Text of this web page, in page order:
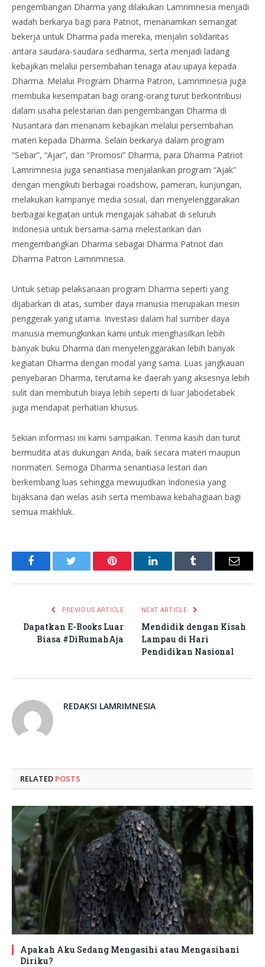
pengembangan Dharma yang dilakukan Lamrimnesia menjadi
wadah berkarya bagi para Patriot, menanamkan semangat
bekerja untuk Dharma pada mereka, menjalin solidaritas
antara saudara-saudara sedharma, serta menjadi ladang
kebajikan melalui persembahan tenaga atau upaya kepada
Dharma. Melalui Program Dharma Patron, Lamrimnesia juga
membuka kesempatan bagi orang-orang turut berkontribusi
dalam usaha pelestarian dan pengembangan Dharma di
Nusantara dan menanam kebajikan melalui persembahan
materi kepada Dharma. Selain berkarya dalam program
“Sebar”, “Ajar”, dan “Promosi” Dharma, para Dharma Patriot
Lamrimnesia juga senantiasa menjalankan program “Ajak”
dengan mengikuti berbagai roadshow, pameran, kunjungan,
melakukan kampanye media sosial, dan menyelenggarakan
berbagai kegiatan untuk mengajak sahabat di seluruh
Indonesia untuk bersama-sama melestarikan dan
mengembangkan Dharma sebagai Dharma Patriot dan
Dharma Patron Lamrimnesia.
Untuk setiap pelaksanaan program Dharma seperti yang
dijabarkan di atas, sumber daya manusia merupakan mesin
penggerak yang utama. Investasi dalam hal sumber daya
manusia memungkinkan kami untuk menghasilkan lebih
banyak buku Dharma dan menyelenggarakan lebih banyak
kegiatan Dharma dengan modal yang sama. Luas jangkauan
penyebaran Dharma, terutama ke daerah yang aksesnya lebih
sulit dan membutuh biaya lebih seperti di luar Jabodetabek
juga mendapat perhatian khusus.
Sekian informasi ini kami sampaikan. Terima kasih dan turut
bermudita atas dukungan Anda, baik secara materi maupun
nonmateri. Semoga Dharma senantiasa lestari dan
berkembang luas sehingga mewujudkan Indonesia yang
bijaksana dan welas asih serta membawa kebahagiaan bagi
semua makhluk.
FacebookTwitter Pinterest LinkedInTumblr Email
PREVIOUS ARTICLE
Dapatkan E-Books Luar
Biasa #DiRumahAja
NEXT ARTICLE
Mendidik dengan Kisah
Lampau di Hari
Pendidikan Nasional
REDAKSI LAMRIMNESIA
RELATED POSTS
Apakah Aku Sedang Mengasihi atau Mengasihani
Diriku?